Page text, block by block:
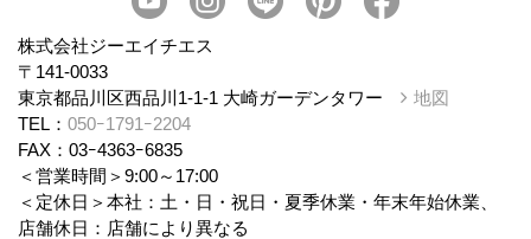
株式会社ジーエイチエス
〒141-0033
東京都品川区西品川1-1-1 大崎ガーデンタワー
地図
TEL： 050ｰ1791ｰ2204
FAX：03ｰ4363ｰ6835
＜営業時間＞9:00～17:00
＜定休日＞本社：土・日・祝日・夏季休業・年末年始休業、
店舗休日：店舗により異なる